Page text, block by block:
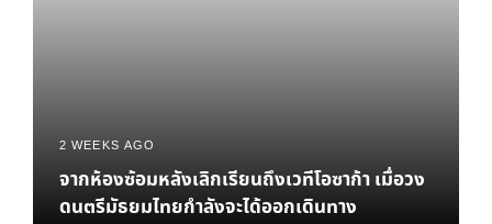
2 WEEKS AGO
จากห้องซ้อมหลังเลิกเรียนถึงเวทีโอซาก้า เมื่อวง
ดนตรีมัธยมไทยกำลังจะได้ออกเดินทาง